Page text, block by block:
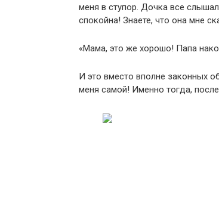
меня в ступор. Дочка все
спокойна! Знаете, что она мне
«Мама, это же хорошо! Папа
И это вместо вполне законных
меня самой! Именно тогда,